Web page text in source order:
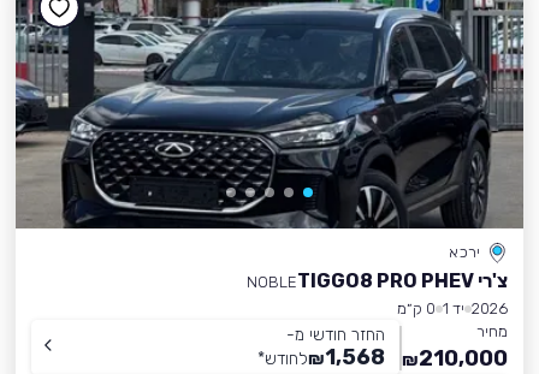
ירכא
צ'רי TIGGO8 PRO PHEV
NOBLE
2026 יד 1
0 ק״מ
מחיר
210,000
₪
החזר חודשי מ-
1,568
₪לחודש*